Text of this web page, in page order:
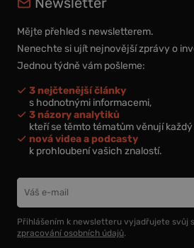
Mějte přehled s newsletterem.
Nenechte si ujít nejnovější zprávy o
Jednou týdně vám pošleme:
3 nejčtenější články
s hodnotnými informacemi,
3 názory analytiků
kteří se těmto tématům věnují každý
nová videa a podcasty
k prohloubení vašich znalostí.
Přihlášením k newsletteru vyjadřujete svůj
zpracování osobních údajů.